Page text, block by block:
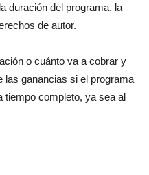
duración del programa, la
de autor.
o cuánto va a cobrar y
las ganancias si el programa
tiempo completo, ya sea al